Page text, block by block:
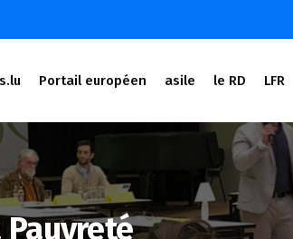
Portail européen asile le RD LFR
Pauvreté